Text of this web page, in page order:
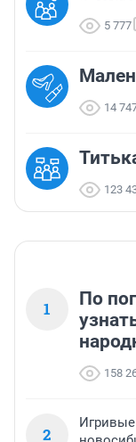
5 777
14
123
1
По
158
2